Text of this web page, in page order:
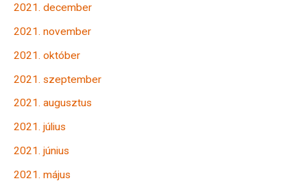
2021. december
2021. november
2021. október
2021. szeptember
2021. augusztus
2021. július
2021. június
2021. május